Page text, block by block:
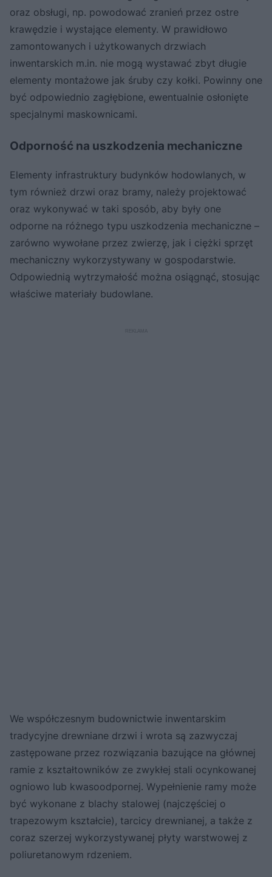
oraz obsługi, np. powodować zranień przez ostre
krawędzie i wystające elementy. W prawidłowo
zamontowanych i użytkowanych drzwiach
inwentarskich m.in. nie mogą wystawać zbyt długie
elementy montażowe jak śruby czy kołki. Powinny one
być odpowiednio zagłębione, ewentualnie osłonięte
specjalnymi maskownicami.
Odporność na uszkodzenia mechaniczne
Elementy infrastruktury budynków hodowlanych, w
tym również drzwi oraz bramy, należy projektować
oraz wykonywać w taki sposób, aby były one
odporne na różnego typu uszkodzenia mechaniczne –
zarówno wywołane przez zwierzę, jak i ciężki sprzęt
mechaniczny wykorzystywany w gospodarstwie.
Odpowiednią wytrzymałość można osiągnąć, stosując
właściwe materiały budowlane.
We współczesnym budownictwie inwentarskim
tradycyjne drewniane drzwi i wrota są zazwyczaj
zastępowane przez rozwiązania bazujące na głównej
ramie z kształtowników ze zwykłej stali ocynkowanej
ogniowo lub kwasoodpornej. Wypełnienie ramy może
być wykonane z blachy stalowej (najczęściej o
trapezowym kształcie), tarcicy drewnianej, a także z
coraz szerzej wykorzystywanej płyty warstwowej z
poliuretanowym rdzeniem.